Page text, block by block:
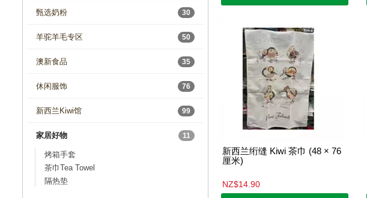
30
甄选奶粉
50
羊驼羊毛专区
35
澳新食品
76
休闲服饰
99
新西兰Kiwi馆
11
家居好物
烤箱手套
茶巾Tea Towel
隔热垫
新西兰绗缝 Kiwi 茶巾 (48 × 76
厘米)
NZ$14.90